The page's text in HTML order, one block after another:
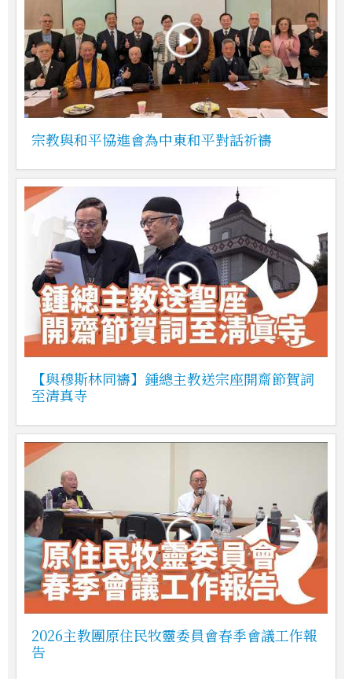
宗教與和平協進會為中東和平對話祈禱
【與穆斯林同禱】鍾總主教送宗座開齋節賀詞
至清真寺
2026主教團原住民牧靈委員會春季會議工作報
告